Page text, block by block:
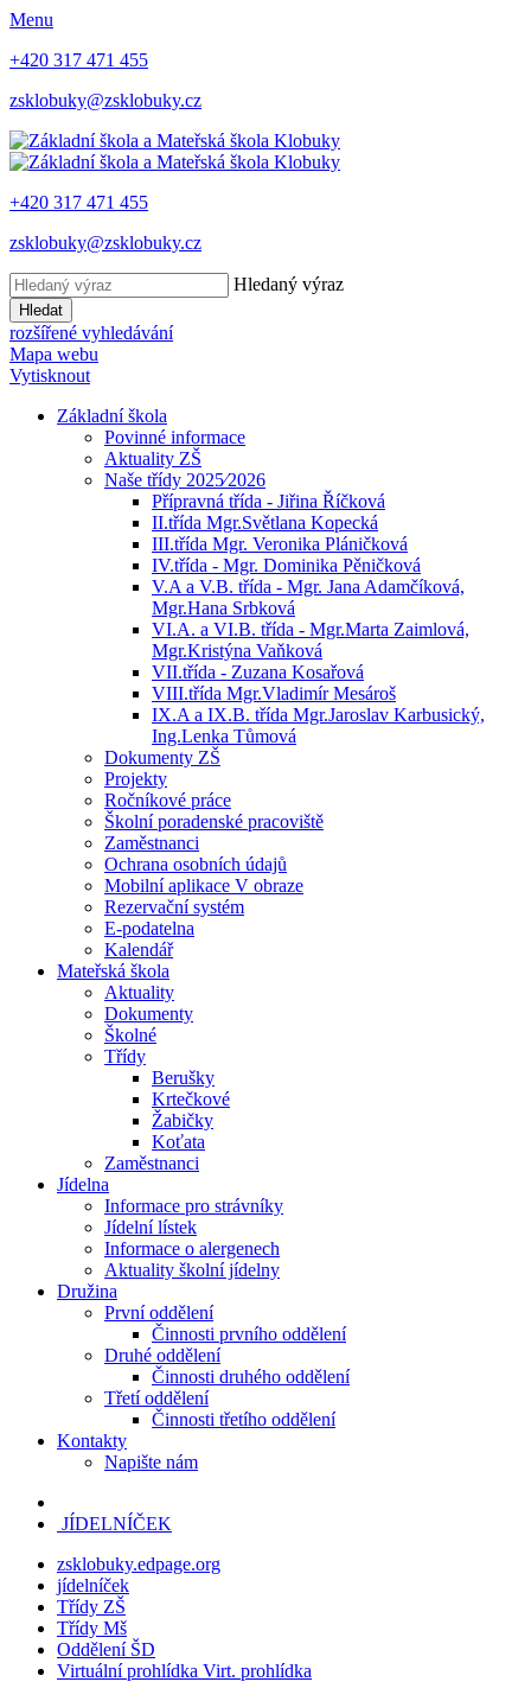
Menu
+420 317 471 455
zsklobuky@zsklobuky.cz
+420 317 471 455
zsklobuky@zsklobuky.cz
Hledaný výraz
Hledat
rozšířené vyhledávání
Mapa webu
Vytisknout
Základní škola
Povinné informace
Aktuality ZŠ
Naše třídy 2025⁄2026
Přípravná třída - Jiřina Říčková
II.třída Mgr.Světlana Kopecká
III.třída Mgr. Veronika Pláničková
IV.třída - Mgr. Dominika Pěničková
V.A a V.B. třída - Mgr. Jana Adamčíková,
Mgr.Hana Srbková
VI.A. a VI.B. třída - Mgr.Marta Zaimlová,
Mgr.Kristýna Vaňková
VII.třída - Zuzana Kosařová
VIII.třída Mgr.Vladimír Mesároš
IX.A a IX.B. třída Mgr.Jaroslav Karbusický,
Ing.Lenka Tůmová
Dokumenty ZŠ
Projekty
Ročníkové práce
Školní poradenské pracoviště
Zaměstnanci
Ochrana osobních údajů
Mobilní aplikace V obraze
Rezervační systém
E-podatelna
Kalendář
Mateřská škola
Aktuality
Dokumenty
Školné
Třídy
Berušky
Krtečkové
Žabičky
Koťata
Zaměstnanci
Jídelna
Informace pro strávníky
Jídelní lístek
Informace o alergenech
Aktuality školní jídelny
Družina
První oddělení
Činnosti prvního oddělení
Druhé oddělení
Činnosti druhého oddělení
Třetí oddělení
Činnosti třetího oddělení
Kontakty
Napište nám
JÍDELNÍČEK
zsklobuky.edpage.org
jídelníček
Třídy ZŠ
Třídy Mš
Oddělení ŠD
Virtuální prohlídka Virt. prohlídka